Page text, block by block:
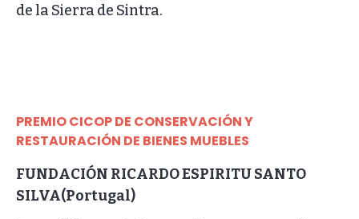
de la Sierra de Sintra.
PREMIO CICOP DE CONSERVACIÓN Y
RESTAURACIÓN DE BIENES MUEBLES
FUNDACIÓN RICARDO ESPIRITU SANTO
SILVA(Portugal)